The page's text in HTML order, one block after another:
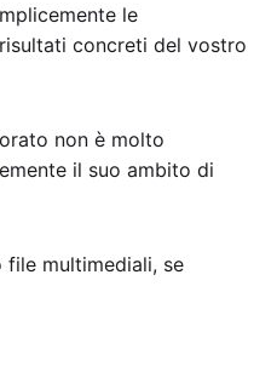
le
concreti del vostro
non è molto
il suo ambito di
multimediali, se